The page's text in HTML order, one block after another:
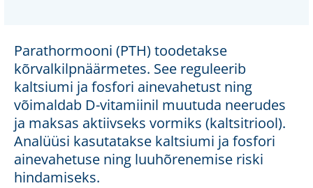
Parathormooni (PTH) toodetakse
kõrvalkilpnäärmetes. See reguleerib
kaltsiumi ja fosfori ainevahetust ning
võimaldab D-vitamiinil muutuda neerudes
ja maksas aktiivseks vormiks (kaltsitriool).
Analüüsi kasutatakse kaltsiumi ja fosfori
ainevahetuse ning luuhõrenemise riski
hindamiseks.